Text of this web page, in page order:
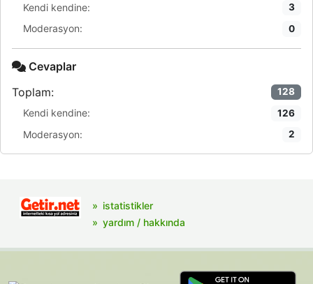
Kendi kendine: 3
Moderasyon: 0
Cevaplar
Toplam:
128
Kendi kendine: 126
Moderasyon: 2
istatistikler
yardım / hakkında